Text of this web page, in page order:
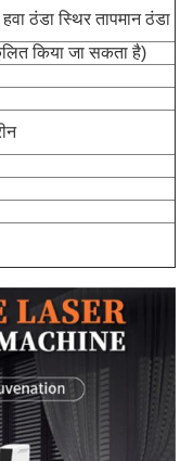
ठंडा स्थिर तापमान ठंडा
किया जा सकता है)